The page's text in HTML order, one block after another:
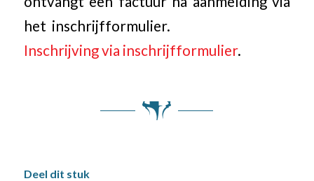
het inschrijfformulier.
Inschrijving via inschrijfformulier.
Deel dit stuk